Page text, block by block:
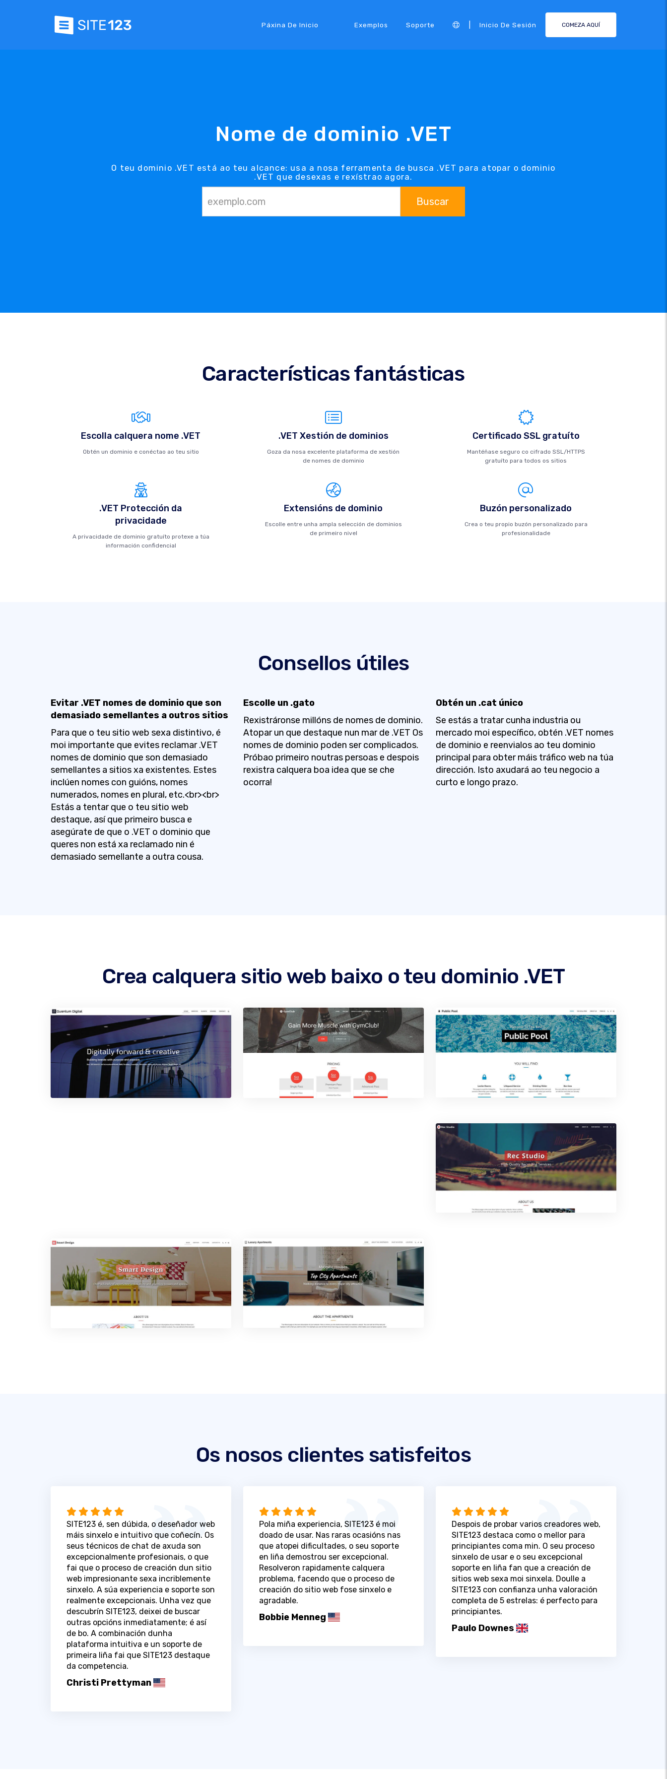
Páxina De Inicio Exemplos Soporte Inicio De Sesión COMEZA AQUÍ
Nome de dominio .VET
O teu dominio .VET está ao teu alcance: usa a nosa ferramenta de busca .VET para atopar o dominio
.VET que desexas e rexístrao agora.
Buscar
Características fantásticas
Escolla calquera nome .VET
Obtén un dominio e conéctao ao teu sitio
.VET Xestión de dominios
Goza da nosa excelente plataforma de xestión
de nomes de dominio
Certificado SSL gratuíto
Mantéñase seguro co cifrado SSL/HTTPS
gratuíto para todos os sitios
.VET Protección da
privacidade
A privacidade de dominio gratuíto protexe a túa
información confidencial
Extensións de dominio
Escolle entre unha ampla selección de dominios
de primeiro nivel
Buzón personalizado
Crea o teu propio buzón personalizado para
profesionalidade
Consellos útiles
Evitar .VET nomes de dominio que son
demasiado semellantes a outros sitios
Para que o teu sitio web sexa distintivo, é
moi importante que evites reclamar .VET
nomes de dominio que son demasiado
semellantes a sitios xa existentes. Estes
inclúen nomes con guións, nomes
numerados, nomes en plural, etc.<br><br>
Estás a tentar que o teu sitio web
destaque, así que primeiro busca e
asegúrate de que o .VET o dominio que
queres non está xa reclamado nin é
demasiado semellante a outra cousa.
Escolle un .gato
Rexistráronse millóns de nomes de dominio.
Atopar un que destaque nun mar de .VET Os
nomes de dominio poden ser complicados.
Próbao primeiro noutras persoas e despois
rexistra calquera boa idea que se che
ocorra!
Obtén un .cat único
Se estás a tratar cunha industria ou
mercado moi específico, obtén .VET nomes
de dominio e reenvialos ao teu dominio
principal para obter máis tráfico web na túa
dirección. Isto axudará ao teu negocio a
curto e longo prazo.
Crea calquera sitio web baixo o teu dominio .VET
Os nosos clientes satisfeitos
SITE123 é, sen dúbida, o deseñador web
máis sinxelo e intuitivo que coñecín. Os
seus técnicos de chat de axuda son
excepcionalmente profesionais, o que
fai que o proceso de creación dun sitio
web impresionante sexa incriblemente
sinxelo. A súa experiencia e soporte son
realmente excepcionais. Unha vez que
descubrín SITE123, deixei de buscar
outras opcións inmediatamente; é así
de bo. A combinación dunha
plataforma intuitiva e un soporte de
primeira liña fai que SITE123 destaque
da competencia.
Christi Prettyman
Pola miña experiencia, SITE123 é moi
doado de usar. Nas raras ocasións nas
que atopei dificultades, o seu soporte
en liña demostrou ser excepcional.
Resolveron rapidamente calquera
problema, facendo que o proceso de
creación do sitio web fose sinxelo e
agradable.
Bobbie Menneg
Despois de probar varios creadores web,
SITE123 destaca como o mellor para
principiantes coma min. O seu proceso
sinxelo de usar e o seu excepcional
soporte en liña fan que a creación de
sitios web sexa moi sinxela. Doulle a
SITE123 con confianza unha valoración
completa de 5 estrelas: é perfecto para
principiantes.
Paulo Downes